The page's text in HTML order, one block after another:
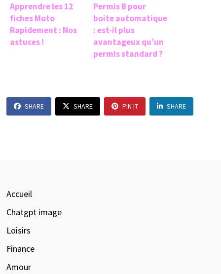
Apprendre les 12
fiches Moto
Rapidement : Nos
astuces !
Permis B pour
boite automatique
: est-il plus
avantageux qu’un
permis standard ?
SHARE SHARE PIN IT SHARE
Accueil
Chatgpt image
Loisirs
Finance
Amour